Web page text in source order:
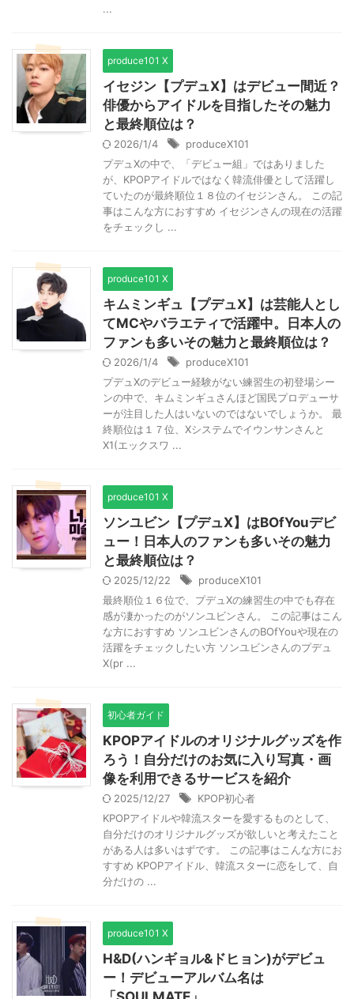
...
produce101 X
イセジン【プデュX】はデビュー間近？
俳優からアイドルを目指したその魅力
と最終順位は？
2026/1/4
produceX101
プデュXの中で、「デビュー組」ではありました
が、KPOPアイドルではなく韓流俳優として活躍し
ていたのが最終順位１８位のイセジンさん。 この記
事はこんな方におすすめ イセジンさんの現在の活躍
をチェックし ...
produce101 X
キムミンギュ【プデュX】は芸能人とし
てMCやバラエティで活躍中。日本人の
ファンも多いその魅力と最終順位は？
2026/1/4
produceX101
プデュXのデビュー経験がない練習生の初登場シー
ンの中で、キムミンギュさんほど国民プロデューサ
ーが注目した人はいないのではないでしょうか。 最
終順位は１７位、Xシステムでイウンサンさんと
X1(エックスワ ...
produce101 X
ソンユビン【プデュX】はBOfYouデビ
ュー！日本人のファンも多いその魅力
と最終順位は？
2025/12/22
produceX101
最終順位１６位で、プデュXの練習生の中でも存在
感が凄かったのがソンユビンさん。 この記事はこん
な方におすすめ ソンユビンさんのBOfYouや現在の
活躍をチェックしたい方 ソンユビンさんのプデュ
X(pr ...
初心者ガイド
KPOPアイドルのオリジナルグッズを作
ろう！自分だけのお気に入り写真・画
像を利用できるサービスを紹介
2025/12/27
KPOP初心者
KPOPアイドルや韓流スターを愛するものとして、
自分だけのオリジナルグッズが欲しいと考えたこと
がある人は多いはずです。 この記事はこんな方にお
すすめ KPOPアイドル、韓流スターに恋をして、自
分だけの ...
produce101 X
H&D(ハンギョル&ドヒョン)がデビュ
ー！デビューアルバム名は